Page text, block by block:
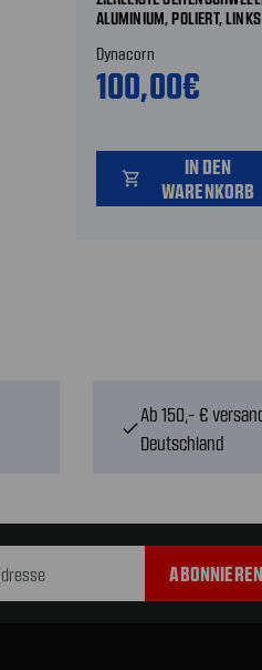
ALUMINIUM, POLIERT, LINKS
Dynacorn
100,00€
shopping_cart
IN DEN
WARENKORB
check
Ab 150,- €
Deutschland